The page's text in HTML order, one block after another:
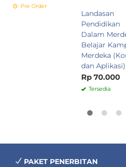
Pre Order
Landasan
Pendidikan
Dalam
Belajar
Merdeka
dan Aplikasi)
Rp 70.000
Tersedia
PAKET PENERBITAN